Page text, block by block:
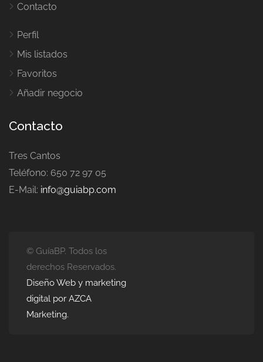
Contacto
Perfil
Mis listados
Favoritos
Añadir negocio
Contacto
Tres Cantos
Teléfono: 650 72 97 05
E-Mail: info@guiabp.com
© GuíaBP. Todos los
derechos Reservados.
Diseño Web y marketing
digital por AZCA
Marketing.